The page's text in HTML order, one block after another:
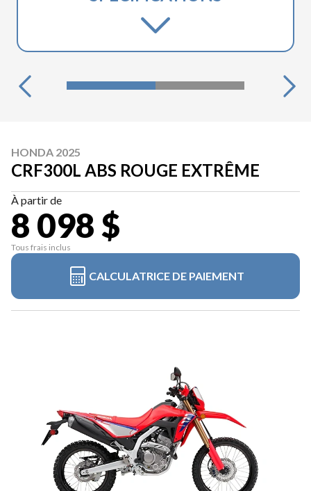
HONDA 2025
CRF300L ABS ROUGE EXTRÊME
À partir de
8 098 $
Tous frais inclus
CALCULATRICE DE PAIEMENT